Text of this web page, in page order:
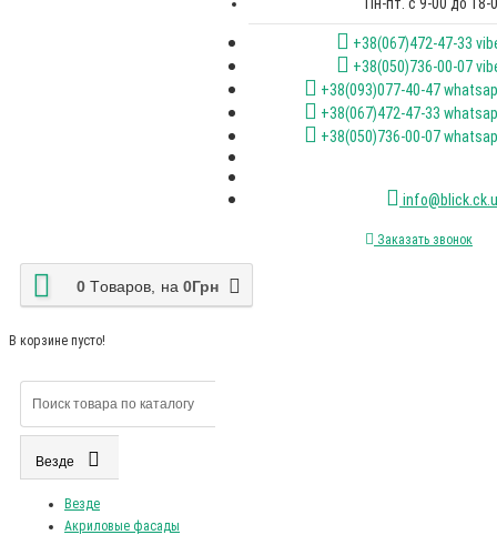
+38(067)472-47-33
+38(050)736-00-07
+38(093)077-40-47
+38(067)472-47-33
+38(050)736-00-07
Заказать звонок
0 Tоваров, на 0Грн
В корзине пусто!
Везде
Везде
Акриловые фасады